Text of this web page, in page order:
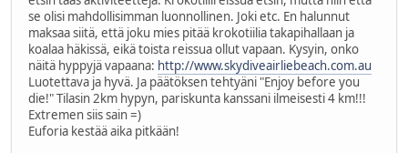
se olisi mahdollisimman luonnollinen. Joki etc. En halunnut
maksaa siitä, että joku mies pitää krokotiilia takapihallaan ja
koalaa häkissä, eikä toista reissua ollut vapaan. Kysyin, onko
näitä hyppyjä vapaana: http://www.skydiveairliebeach.com.au
Luotettava ja hyvä. Ja päätöksen tehtyäni "Enjoy before you
die!" Tilasin 2km hypyn, pariskunta kanssani ilmeisesti 4 km!!!
Extremen siis sain =)
Euforia kestää aika pitkään!